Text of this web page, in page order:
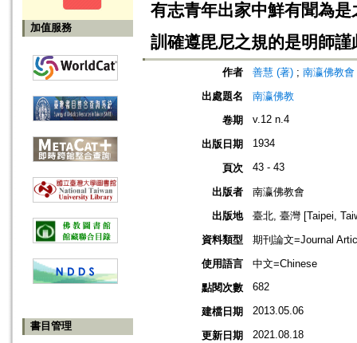
加值服務
書目管理
有志青年出家中鮮有聞為
訓確遵毘尼之規的是明師
作者 善慧 (著) ; 南瀛佛教
出處題名
南瀛佛教
卷期
v.12 n.4
出版日期 1934
頁次 43 - 43
出版者
南瀛佛教會
出版地
臺北, 臺灣 [Taipei,
資料類型
期刊論文=Journal
使用語言
中文=Chinese
點閱次數
682
建檔日期 2013.05.06
更新日期 2021.08.18